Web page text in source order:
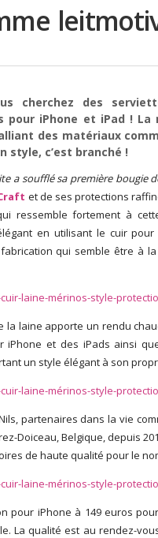
cherchez des
iPhone et iPad ! La
des matériaux
style, c’est branché !
a soufflé sa première bougie
et de ses protections
ressemble fortement à
en utilisant le cuir
qui semble être à
la laine apporte un rendu
et des iPads ainsi
un style élégant à son
partenaires dans la vie
Doiceau, Belgique, depuis
de haute qualité pour le
pour iPhone à 149 euros
La qualité est au rendez-